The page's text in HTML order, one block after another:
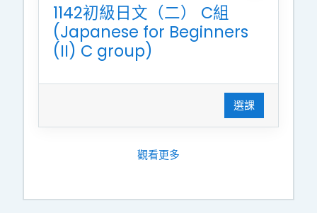
1142初級日文（二） C組
(Japanese for Beginners
(II) C group)
選課
觀看更多